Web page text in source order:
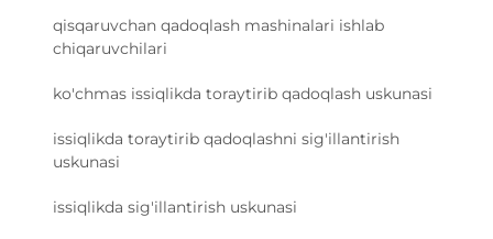
qisqaruvchan qadoqlash mashinalari ishlab
chiqaruvchilari
ko'chmas issiqlikda toraytirib qadoqlash uskunasi
issiqlikda toraytirib qadoqlashni sig'illantirish
uskunasi
issiqlikda sig'illantirish uskunasi